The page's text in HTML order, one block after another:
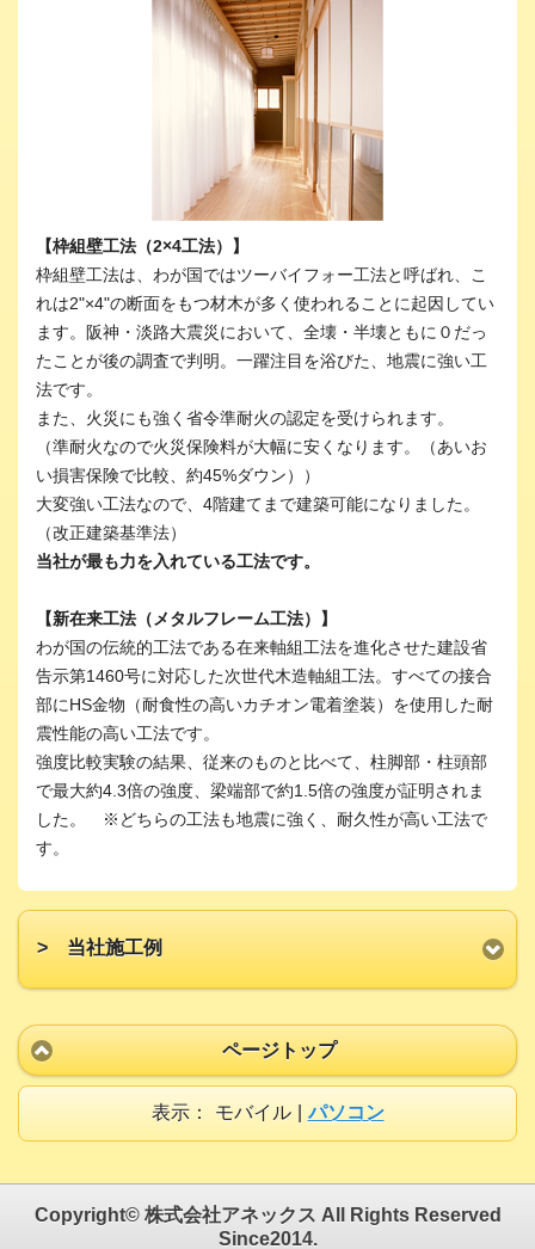
【枠組壁工法（2×4工法）】
枠組壁工法は、わが国ではツーバイフォー工法と呼ばれ、こ
れは2"×4"の断面をもつ材木が多く使われることに起因してい
ます。阪神・淡路大震災において、全壊・半壊ともに０だっ
たことが後の調査で判明。一躍注目を浴びた、地震に強い工
法です。
また、火災にも強く省令準耐火の認定を受けられます。
（準耐火なので火災保険料が大幅に安くなります。（あいお
い損害保険で比較、約45%ダウン））
大変強い工法なので、4階建てまで建築可能になりました。
（改正建築基準法）
当社が最も力を入れている工法です。
【新在来工法（メタルフレーム工法）】
わが国の伝統的工法である在来軸組工法を進化させた建設省
告示第1460号に対応した次世代木造軸組工法。すべての接合
部にHS金物（耐食性の高いカチオン電着塗装）を使用した耐
震性能の高い工法です。
強度比較実験の結果、従来のものと比べて、柱脚部・柱頭部
で最大約4.3倍の強度、梁端部で約1.5倍の強度が証明されま
した。 ※どちらの工法も地震に強く、耐久性が高い工法で
す。
> 当社施工例
ページトップ
表示： モバイル パソコン
Copyright© 株式会社アネックス All Rights Reserved
Since2014.